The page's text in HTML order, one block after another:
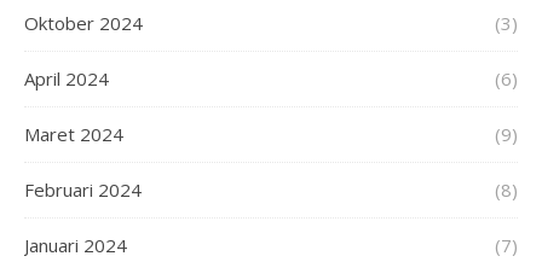
Oktober 2024 (3)
April 2024 (6)
Maret 2024 (9)
Februari 2024 (8)
Januari 2024 (7)